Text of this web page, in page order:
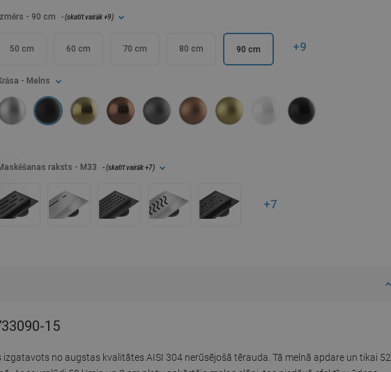
Izmērs - 90 cm - (skatīt vairāk+9)
50 cm 60 cm 70 cm 80 cm 90 cm +9
- Melns
raksts - M33 - (skatīt vairāk+7)
+7
15
no augstas kvalitātes AISI 304 nerūsējošā tērauda. Tā melnā apdare un tikai 52